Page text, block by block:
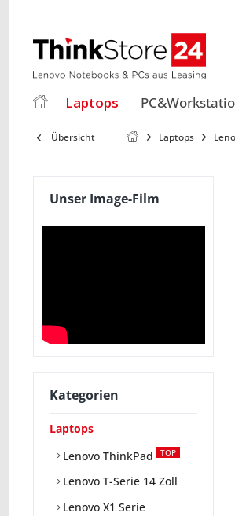
Laptops
Übersicht Laptops
Unser Image-Film
Kategorien
Laptops
Lenovo ThinkPad
TOP
Lenovo T-Serie 14 Zoll
Lenovo X1 Serie